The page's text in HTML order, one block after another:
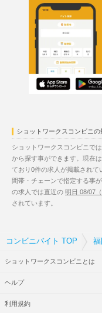
ショットワークスコンビニ
ショットワークスコンビニで
から探す事ができます。現在
ており0件の求人が掲載され
間帯・チェーンで指定する事
の求人では直近の 明日 08/07（
されています。
コンビニバイト TOP 福
ショットワークスコンビニとは
ヘルプ
利用規約